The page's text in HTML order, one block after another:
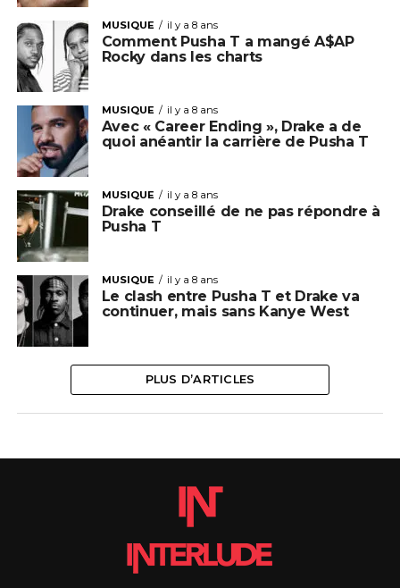
MUSIQUE il y a 8 ans
Comment Pusha T a mangé A$AP
Rocky dans les charts
MUSIQUE il y a 8 ans
Avec « Career Ending », Drake a de
quoi anéantir la carrière de Pusha T
MUSIQUE il y a 8 ans
Drake conseillé de ne pas répondre à
Pusha T
MUSIQUE il y a 8 ans
Le clash entre Pusha T et Drake va
continuer, mais sans Kanye West
PLUS D’ARTICLES